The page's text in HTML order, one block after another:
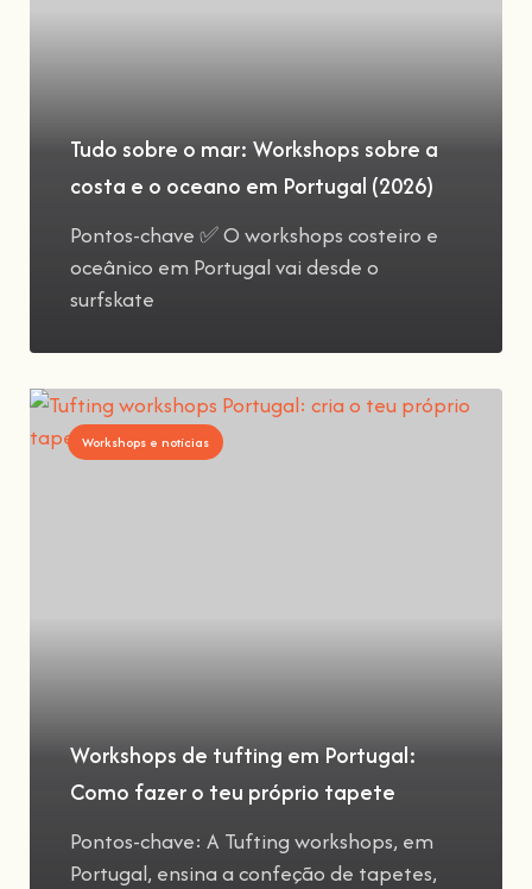
Tudo sobre o mar: Workshops sobre a
costa e o oceano em Portugal (2026)
Pontos-chave ✅ O workshops costeiro e
oceânico em Portugal vai desde o
surfskate
Workshops e notícias
Workshops de tufting em Portugal:
Como fazer o teu próprio tapete
Pontos-chave: A Tufting workshops, em
Portugal, ensina a confeção de tapetes,